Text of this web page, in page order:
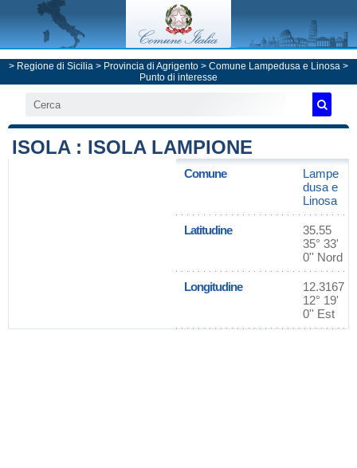
> Regione di Sicilia > Provincia di Agrigento > Comune Lampedusa e Linosa >
Punto di interesse
ISOLA : ISOLA LAMPIONE
Comune
Lampe
dusa e
Linosa
Latitudine
35.55
35° 33'
0'' Nord
Longitudine
12.3167
12° 19'
0'' Est